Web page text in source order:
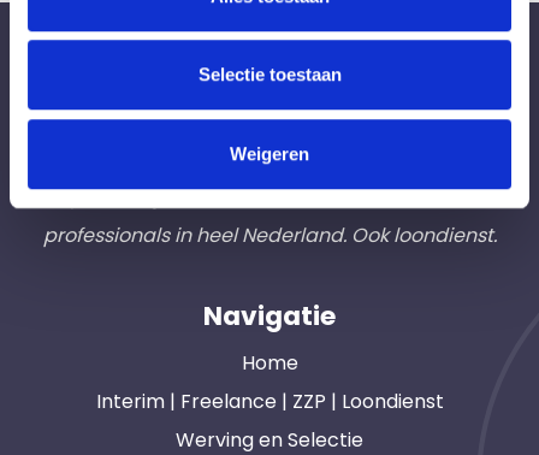
Selectie toestaan
Weigeren
Bureau Ad Interim ®
Professionals likeFrintzz
Hét interim bemiddelingsbureau voor
opdrachtgevers en interim, freelance en ZZP
professionals in heel Nederland. Ook loondienst.
Navigatie
Home
Interim | Freelance | ZZP | Loondienst
Werving en Selectie